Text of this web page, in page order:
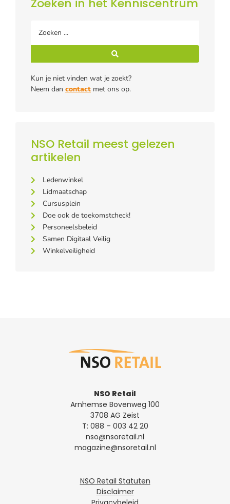
Zoeken in het Kenniscentrum
Kun je niet vinden wat je zoekt?
Neem dan contact met ons op.
NSO Retail meest gelezen
artikelen
Ledenwinkel
Lidmaatschap
Cursusplein
Doe ook de toekomstcheck!
Personeelsbeleid
Samen Digitaal Veilig
Winkelveiligheid
NSO Retail
Arnhemse Bovenweg 100
3708 AG Zeist
T: 088 – 003 42 20
nso@nsoretail.nl
magazine@nsoretail.nl
NSO Retail Statuten
Disclaimer